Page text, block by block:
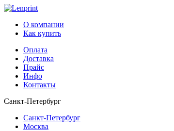
О компании
Как купить
Оплата
Доставка
Прайс
Инфо
Контакты
Санкт-Петербург
Санкт-Петербург
Москва